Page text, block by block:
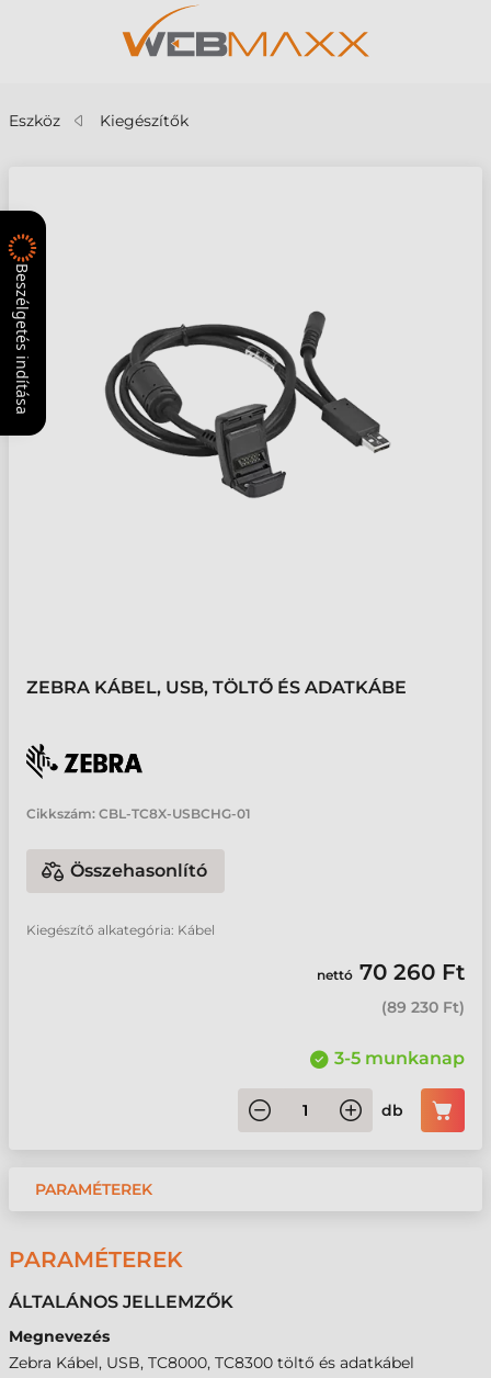
Eszköz Kiegészítők
ZEBRA KÁBEL, USB, TÖLTŐ ÉS ADATKÁBE
Cikkszám: CBL-TC8X-USBCHG-01
Összehasonlító
Kiegészítő alkategória: Kábel
nettó 70 260 Ft
(89 230 Ft)
3-5 munkanap
db
PARAMÉTEREK
PARAMÉTEREK
ÁLTALÁNOS JELLEMZŐK
Megnevezés
Zebra Kábel, USB, TC8000, TC8300 töltő és adatkábel
Beszélgetés indítása